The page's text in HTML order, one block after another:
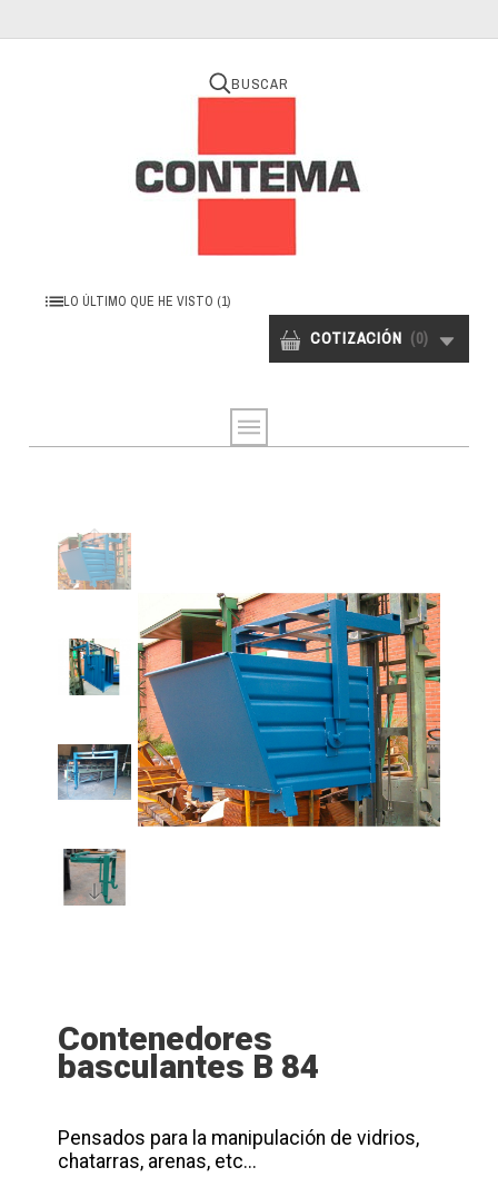
BUSCAR
LO ÚLTIMO QUE HE VISTO (1)
COTIZACIÓN (0)
Contenedores
basculantes B 84
Pensados para la manipulación de vidrios,
chatarras, arenas, etc...